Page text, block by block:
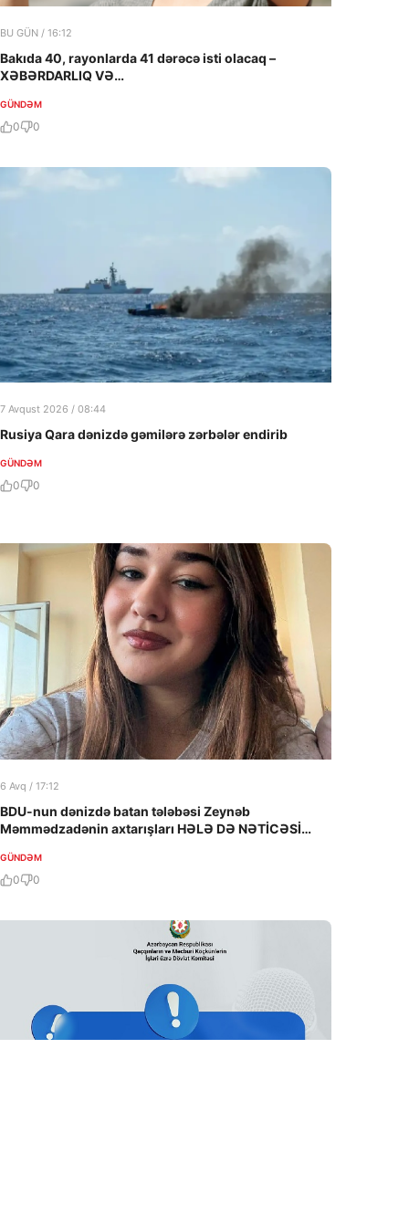
BU GÜN / 16:12
Bakıda 40, rayonlarda 41 dərəcə isti olacaq –
XƏBƏRDARLIQ VƏ…
GÜNDƏM
0 0
7 Avqust 2026 / 08:44
Rusiya Qara dənizdə gəmilərə zərbələr endirib
GÜNDƏM
0 0
6 Avq / 17:12
BDU-nun dənizdə batan tələbəsi Zeynəb
Məmmədzadənin axtarışları HƏLƏ DƏ NƏTİCƏSİZ
GÜNDƏM
0 0